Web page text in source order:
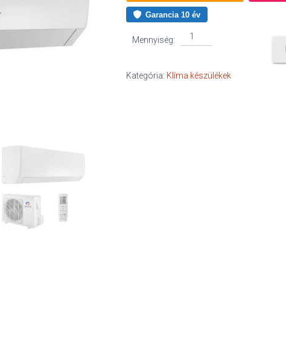
Garancia 10 év
Mennyiség:
Gree
Pulse
kW
Kategória: Klíma készülékek